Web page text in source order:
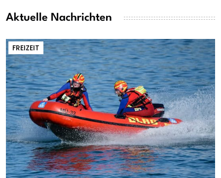
Aktuelle Nachrichten
FREIZEIT